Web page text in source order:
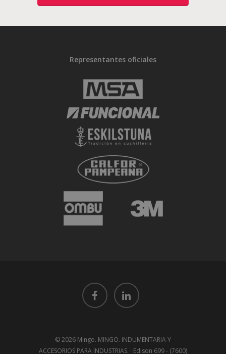
Representantes oficiales
© 2026 Mingo. MINGO. INDUMENTARIA Y
ACCESORIOS PARA INDUSTRIAS. · Edison 699 - (7600)